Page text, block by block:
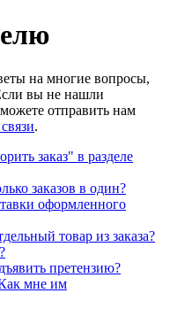
на многие вопросы,
вы не нашли
отправить нам
.
заказ" в разделе
заказов в один?
оформленного
товар из заказа?
претензию?
мне им